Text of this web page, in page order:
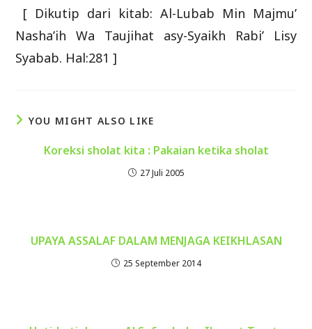
[ Dikutip dari kitab: Al-Lubab Min Majmu’
Nasha’ih Wa Taujihat asy-Syaikh Rabi’ Lisy
Syabab. Hal:281 ]
YOU MIGHT ALSO LIKE
Koreksi sholat kita : Pakaian ketika sholat
27 Juli 2005
UPAYA ASSALAF DALAM MENJAGA KEIKHLASAN
25 September 2014